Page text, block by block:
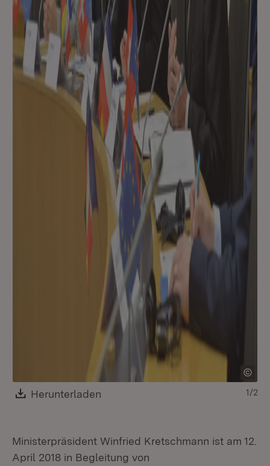
Download:
Herunterladen 1/2
Ministerpräsident Winfried Kretschmann ist am 12.
April 2018 in Begleitung von